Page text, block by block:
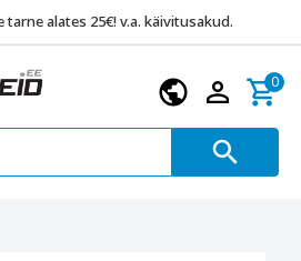
tarne alates 25€! v.a. käivitusakud.
0